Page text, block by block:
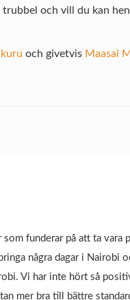
trubbel och vill du kan
och givetvis Maasai
funderar på att ta vara
några dagar i Nairobi
Vi har inte hört så
mer bra till bättre